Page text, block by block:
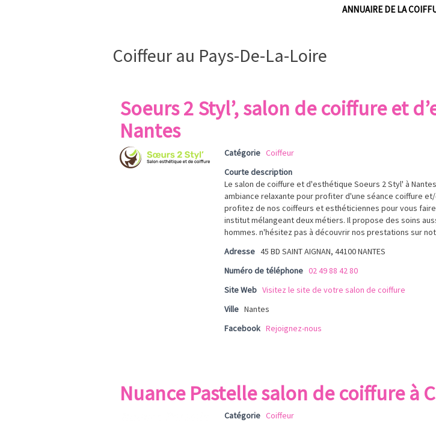
ANNUAIRE DE LA
Coiffeur au Pays-De-La-Loire
Soeurs 2 Styl’, salon de coiffure et
Nantes
Catégorie Coiffeur
Courte description
Le salon de coiffure et d'esthétique Soeurs 2 Styl' à
ambiance relaxante pour profiter d'une séance coiffure
profitez de nos coiffeurs et esthéticiennes pour vous
institut mélangeant deux métiers. Il propose des soins
hommes. n'hésitez pas à découvrir nos prestations sur
Adresse 45 BD SAINT AIGNAN, 44100 NANTES
Numéro de téléphone 02 49 88 42 80
Site Web Visitez le site de votre salon de coiffure
Ville Nantes
Facebook Rejoignez-nous
Nuance Pastelle salon de coiffure à
Catégorie Coiffeur